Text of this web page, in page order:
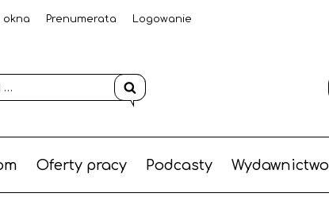
okna Prenumerata Logowanie
Oferty pracy Podcasty Wydawnictwo